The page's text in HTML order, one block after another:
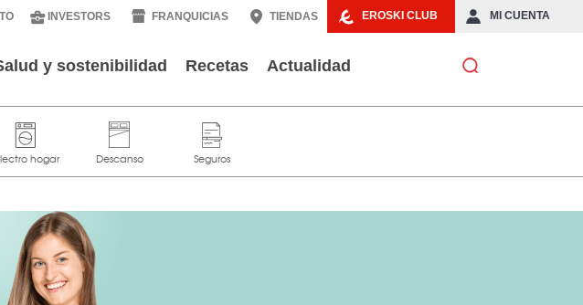
EROSKI CLUB MI CUENTA
INVESTORS FRANQUICIAS TIENDAS
y sostenibilidad Recetas Actualidad